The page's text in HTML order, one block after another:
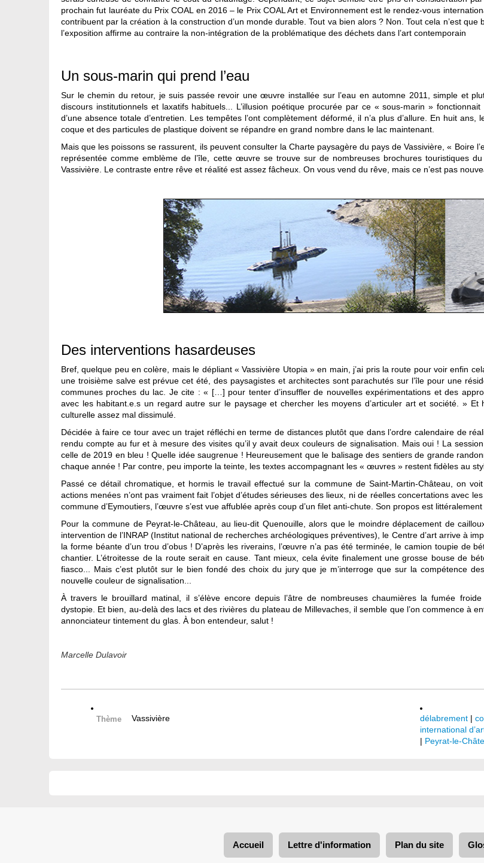
prochain fut lauréate du Prix COAL en 2016 – le Prix COAL Art et Environnement est le rendez-vous
contribuent par la création à la construction d’un monde durable. Tout va bien alors ? Non. Tout cela n’est
l’exposition affirme au contraire la non-intégration de la problématique des déchets dans l’art contemporain
Un sous-marin qui prend l’eau
Sur le chemin du retour, je suis passée revoir une œuvre installée sur l’eau en automne 2011, simple et
discours institutionnels et laxatifs habituels... L’illusion poétique procurée par ce « sous-marin »
d’une absence totale d’entretien. Les tempêtes l’ont complètement déformé, il n’a plus d’allure. En huit
coque et des particules de plastique doivent se répandre en grand nombre dans le lac maintenant.
Mais que les poissons se rassurent, ils peuvent consulter la Charte paysagère du pays de Vassivière, « Boire
représentée comme emblème de l’île, cette œuvre se trouve sur de nombreuses brochures touristiques
Vassivière. Le contraste entre rêve et réalité est assez fâcheux. On vous vend du rêve, mais ce n’est pas
Des interventions hasardeuses
Bref, quelque peu en colère, mais le dépliant « Vassivière Utopia » en main, j’ai pris la route pour voir enfin
une troisième salve est prévue cet été, des paysagistes et architectes sont parachutés sur l’île pour une
communes proches du lac. Je cite : « […] pour tenter d’insuffler de nouvelles expérimentations et des
avec les habitant.e.s un regard autre sur le paysage et chercher les moyens d’articuler art et société. » Et
culturelle assez mal dissimulé.
Décidée à faire ce tour avec un trajet réfléchi en terme de distances plutôt que dans l’ordre calendaire de
rendu compte au fur et à mesure des visites qu’il y avait deux couleurs de signalisation. Mais oui ! La
celle de 2019 en bleu ! Quelle idée saugrenue ! Heureusement que le balisage des sentiers de grande
chaque année ! Par contre, peu importe la teinte, les textes accompagnant les « œuvres » restent fidèles au
Passé ce détail chromatique, et hormis le travail effectué sur la commune de Saint-Martin-Château, on
actions menées n’ont pas vraiment fait l’objet d’études sérieuses des lieux, ni de réelles concertations avec
commune d’Eymoutiers, l’œuvre s’est vue affublée après coup d’un filet anti-chute. Son propos est
Pour la commune de Peyrat-le-Château, au lieu-dit Quenouille, alors que le moindre déplacement de
intervention de l’INRAP (Institut national de recherches archéologiques préventives), le Centre d’art arrive à
la forme béante d’un trou d’obus ! D’après les riverains, l’œuvre n’a pas été terminée, le camion toupie de
chantier. L’étroitesse de la route serait en cause. Tant mieux, cela évite finalement une grosse bouse de
fiasco... Mais c’est plutôt sur le bien fondé des choix du jury que je m’interroge que sur la compétence
nouvelle couleur de signalisation...
À travers le brouillard matinal, il s’élève encore depuis l’âtre de nombreuses chaumières la fumée froide
dystopie. Et bien, au-delà des lacs et des rivières du plateau de Millevaches, il semble que l’on commence à
annonciateur tintement du glas. À bon entendeur, salut !
Marcelle Dulavoir
Thème Vassivière délabrement |
international
| Peyrat-le-
Accueil Lettre d'information Plan du site